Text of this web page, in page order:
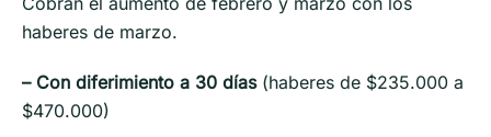
haberes de marzo.
– Con diferimiento a 30 días(haberes de $235.000 a
$470.000)